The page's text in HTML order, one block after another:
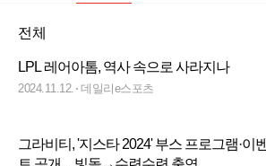
전체
LPL 레어아톰, 역사 속으로 사라지나
2024.11.12. 데일리e스포츠
그라비티, '지스타 2024' 부스 프로그램·이벤